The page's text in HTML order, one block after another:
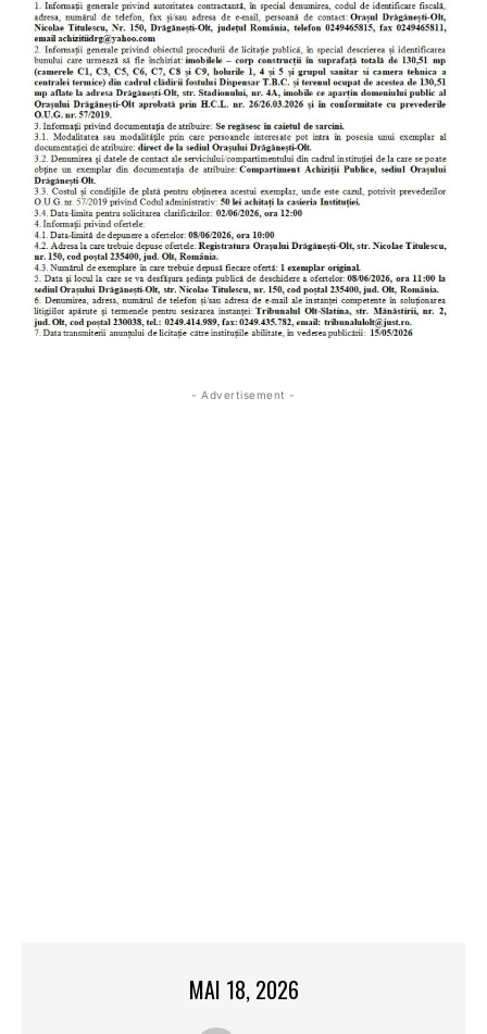
- Advertisement -
MAI 18, 2026